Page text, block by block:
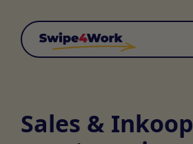
Sales & Inkoop